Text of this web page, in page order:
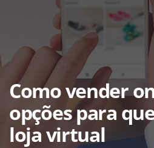
Como vender
opções para
loja virtual